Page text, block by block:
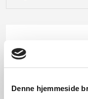
Denne hjemmeside
Dato for underskrift
15.01.1996